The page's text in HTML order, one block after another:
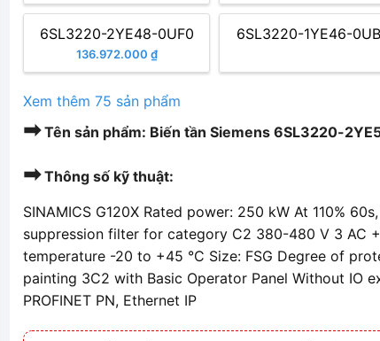
6SL3220-2YE48-0UF0
136.972.000 ₫
6SL3220-1YE46-
Xem thêm 75 sản phẩm
➡Tên sản phẩm: Biến tần Siemens 6SL3220-
➡Thông số kỹ thuật:
SINAMICS G120X Rated power: 250 kW At 110%
suppression filter for category C2 380-480 V 3 AC
temperature -20 to +45 °C Size: FSG Degree of
painting 3C2 with Basic Operator Panel Without IO
PROFINET PN, Ethernet IP